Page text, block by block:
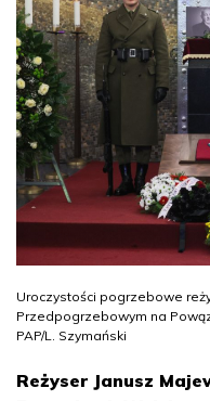
Uroczystości pogrzebowe
Przedpogrzebowym na
PAP/L. Szymański
Reżyser Janusz